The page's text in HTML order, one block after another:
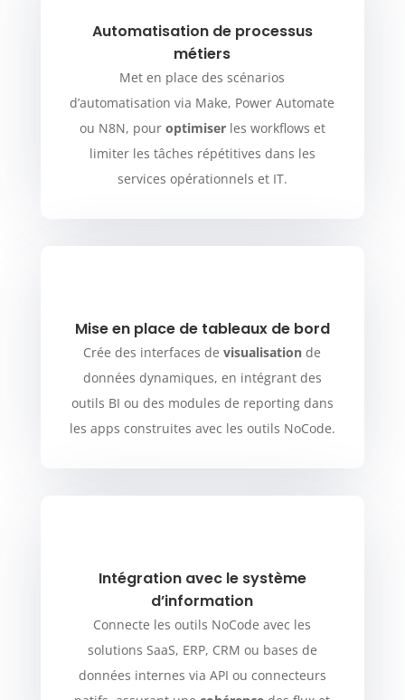
Automatisation de processus
métiers
Met en place des scénarios
d’automatisation via Make, Power Automate
ou N8N, pour optimiserles workflows et
limiter les tâches répétitives dans les
services opérationnels et IT.
Mise en place de tableaux de bord
Crée des interfaces devisualisation de
données dynamiques, en intégrant des
outils BI ou des modules de reporting dans
les apps construites avec les outils NoCode.
Intégration avec le système
d’information
Connecte les outils NoCode avec les
solutions SaaS, ERP, CRM ou bases de
données internes via API ou connecteurs